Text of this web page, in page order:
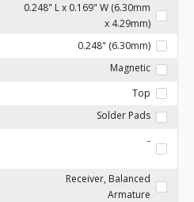
0.248" L x 0.169" W (6.30mm
x 4.29mm)
0.248" (6.30mm)
Magnetic
Top
Solder Pads
-
Receiver, Balanced
Armature